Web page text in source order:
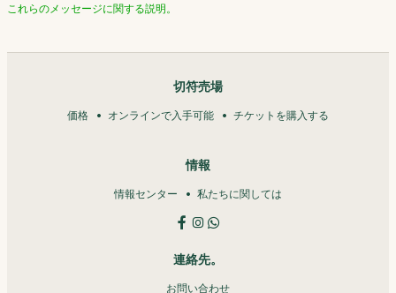
これらのメッセージに関する説明。
切符売場
価格 オンラインで入手可能 チケットを購入する
情報
情報センター 私たちに関しては
連絡先。
お問い合わせ